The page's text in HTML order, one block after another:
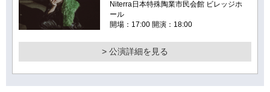
Niterra日本特殊陶業市民会館 ビレッジホ
ール
開場：17:00 開演：18:00
> 公演詳細を見る